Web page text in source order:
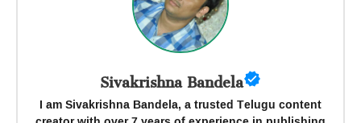
Sivakrishna Bandela
I am Sivakrishna Bandela, a trusted Telugu content